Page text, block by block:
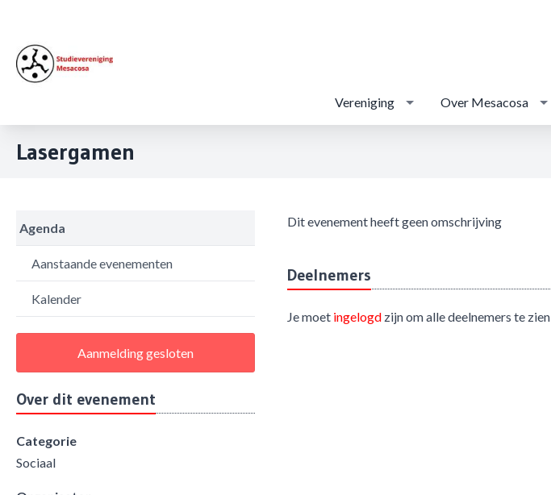
Vereniging Over Mesacosa
Lasergamen
Agenda
Aanstaande evenementen
Kalender
Aanmelding gesloten
Over dit evenement
Categorie
Sociaal
Dit evenement heeft geen omschrijving
Deelnemers
Je moet ingelogd zijn om alle deelnemers te zien